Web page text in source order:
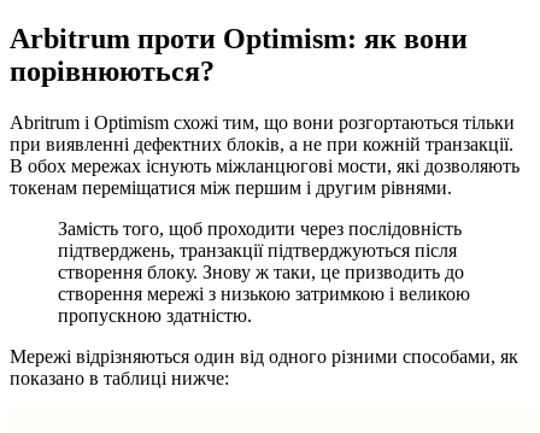
Arbitrum проти Optimism: як вони
порівнюються?
Abritrum і Optimism схожі тим, що вони розгортаються тільки
при виявленні дефектних блоків, а не при кожній транзакції.
В обох мережах існують міжланцюгові мости, які дозволяють
токенам переміщатися між першим і другим рівнями.
Замість того, щоб проходити через послідовність
підтверджень, транзакції підтверджуються після
створення блоку. Знову ж таки, це призводить до
створення мережі з низькою затримкою і великою
пропускною здатністю.
Мережі відрізняються один від одного різними способами, як
показано в таблиці нижче: